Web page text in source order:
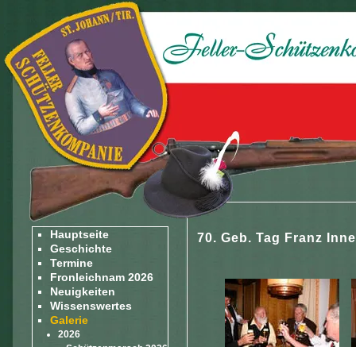
Hauptseite
Geschichte
Termine
Fronleichnam 2026
Neuigkeiten
Wissenswertes
Galerie
2026
70. Geb. Tag Franz